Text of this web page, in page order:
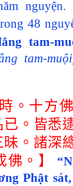
nguyện.
48
tam-
tam-
。十方
已。皆悉
。諸深
。】
Phật